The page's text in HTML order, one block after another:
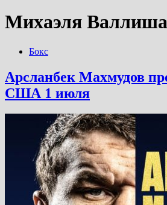
Михаэля Валлиша
Бокс
Арсланбек Махмудов
США 1 июля